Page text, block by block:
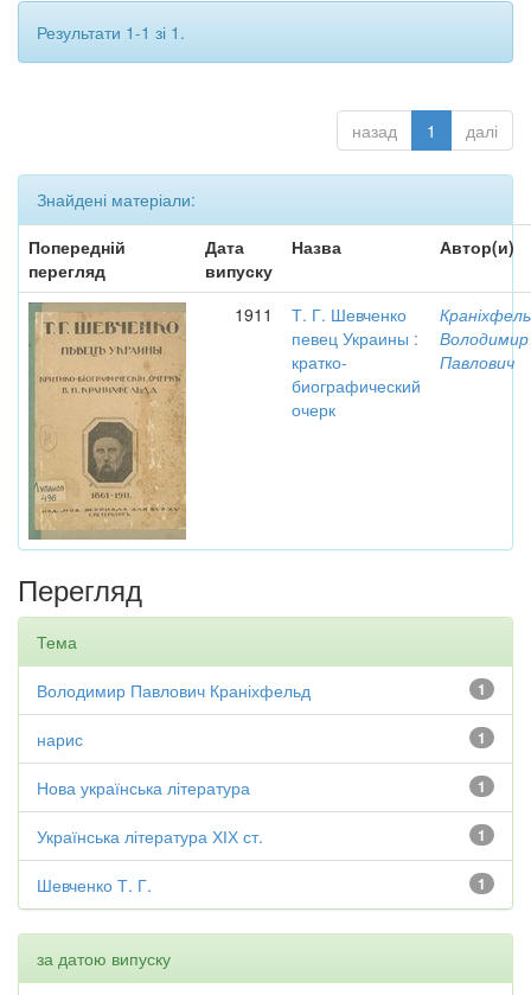
Результати 1-1 зі 1.
назад 1 далі
Знайдені матеріали:
Попередній
перегляд
Дата
випуску
Назва Автор(и)
1911
Т. Г. Шевченко
певец Украины :
кратко-
биографический
очерк
Володимир
Павлович
Перегляд
Тема
1
Володимир Павлович Краніхфельд
1
нарис
1
Нова українська література
1
Українська література ХІХ ст.
1
Шевченко Т. Г.
за датою випуску